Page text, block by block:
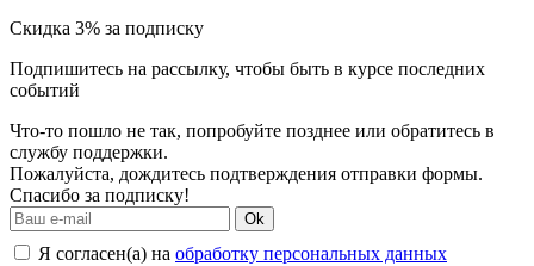
Скидка 3% за подписку
Подпишитесь на рассылку, чтобы быть в курсе последних
событий
Что-то пошло не так, попробуйте позднее или обратитесь в
службу поддержки.
Пожалуйста, дождитесь подтверждения отправки формы.
Спасибо за подписку!
Ok
Я согласен(а) на обработку персональных данных